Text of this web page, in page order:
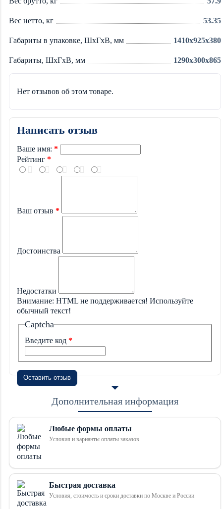
Вес нетто, кг 53.35
Габариты в упаковке, ШхГхВ, мм 1410x925x380
Габариты, ШхГхВ, мм 1290x300x865
Нет отзывов об этом товаре.
Написать отзыв
Ваше имя:
Рейтинг
Ваш отзыв
Достоинства
Недостатки
Внимание: HTML не поддерживается! Используйте
обычный текст!
Captcha
Введите код
Оставить отзыв
Дополнительная информация
Любые формы оплаты
Условия и варианты оплаты заказов
Быстрая доставка
Условия, стоимость и сроки доставки по Москве и России